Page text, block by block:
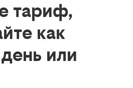
тариф,
как
или